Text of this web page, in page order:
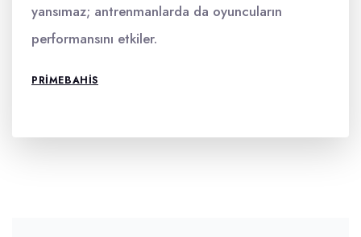
yansımaz; antrenmanlarda da oyuncuların
performansını etkiler.
PRIMEBAHIS